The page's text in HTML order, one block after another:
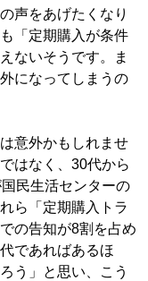
声をあげたくなり
「定期購入が条件
ないそうです。ま
になってしまうの
意外かもしれませ
はなく、30代から
民生活センターの
ら「定期購入トラ
の告知が8割を占め
であればあるほ
う」と思い、こう